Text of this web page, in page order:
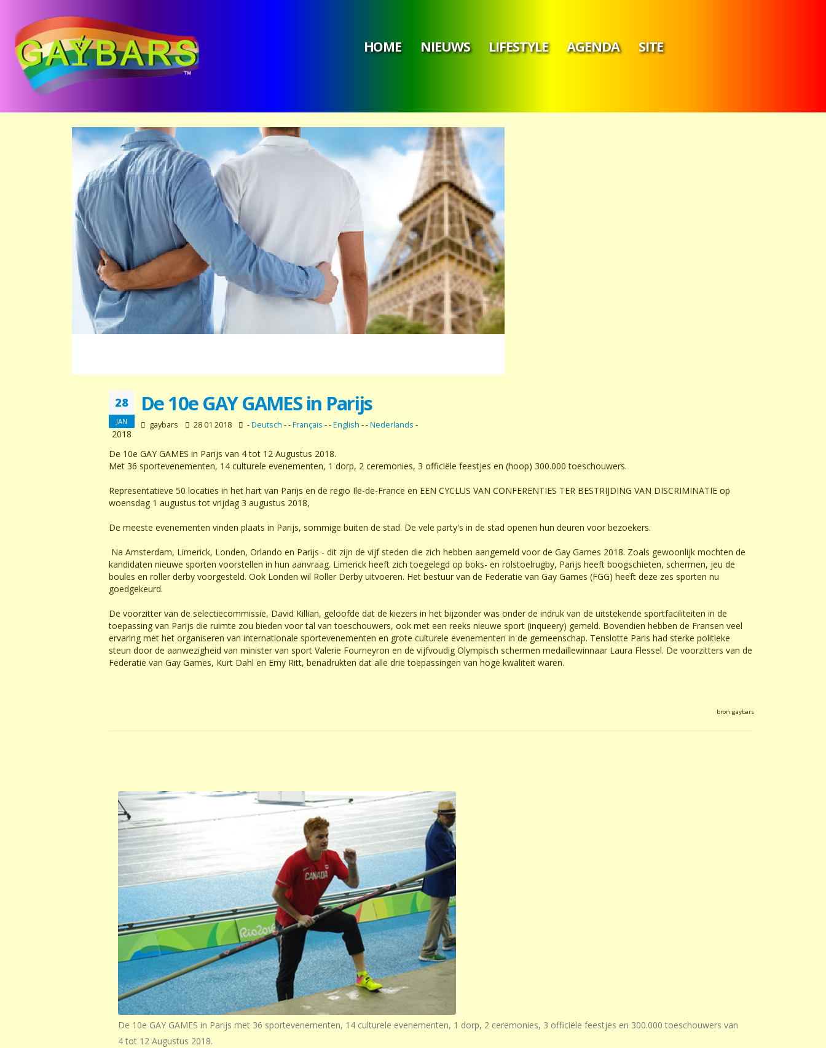
HOME NIEUWS LIFESTYLE AGENDA SITE
28
JAN
2018
De 10e GAY GAMES in Parijs
gaybars 28 01 2018 -Deutsch - -Français - -English - -Nederlands -
De 10e GAY GAMES in Parijs van 4 tot 12 Augustus 2018.
Met 36 sportevenementen, 14 culturele evenementen, 1 dorp, 2 ceremonies, 3 officiële feestjes en (hoop) 300.000 toeschouwers.
Representatieve 50 locaties in het hart van Parijs en de regio Ile-de-France en EEN CYCLUS VAN CONFERENTIES TER BESTRIJDING VAN DISCRIMINATIE op
woensdag 1 augustus tot vrijdag 3 augustus 2018,
De meeste evenementen vinden plaats in Parijs, sommige buiten de stad. De vele party's in de stad openen hun deuren voor bezoekers.
Na Amsterdam, Limerick, Londen, Orlando en Parijs - dit zijn de vijf steden die zich hebben aangemeld voor de Gay Games 2018. Zoals gewoonlijk mochten de
kandidaten nieuwe sporten voorstellen in hun aanvraag. Limerick heeft zich toegelegd op boks- en rolstoelrugby, Parijs heeft boogschieten, schermen, jeu de
boules en roller derby voorgesteld. Ook Londen wil Roller Derby uitvoeren. Het bestuur van de Federatie van Gay Games (FGG) heeft deze zes sporten nu
goedgekeurd.
De voorzitter van de selectiecommissie, David Killian, geloofde dat de kiezers in het bijzonder was onder de indruk van de uitstekende sportfaciliteiten in de
toepassing van Parijs die ruimte zou bieden voor tal van toeschouwers, ook met een reeks nieuwe sport (inqueery) gemeld. Bovendien hebben de Fransen veel
ervaring met het organiseren van internationale sportevenementen en grote culturele evenementen in de gemeenschap. Tenslotte Paris had sterke politieke
steun door de aanwezigheid van minister van sport Valerie Fourneyron en de vijfvoudig Olympisch schermen medaillewinnaar Laura Flessel. De voorzitters van de
Federatie van Gay Games, Kurt Dahl en Emy Ritt, benadrukten dat alle drie toepassingen van hoge kwaliteit waren.
bron:gaybars
De 10e GAY GAMES in Parijs met 36 sportevenementen, 14 culturele evenementen, 1 dorp, 2 ceremonies, 3 officiële feestjes en 300.000 toeschouwers van
4 tot 12 Augustus 2018.